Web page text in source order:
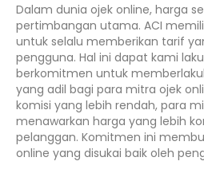
Dalam dunia ojek online, harga
pertimbangan utama. ACI
untuk selalu memberikan tarif
pengguna. Hal ini dapat kami
berkomitmen untuk
yang adil bagi para mitra ojek
komisi yang lebih rendah, para
menawarkan harga yang lebih
pelanggan. Komitmen ini
online yang disukai baik oleh